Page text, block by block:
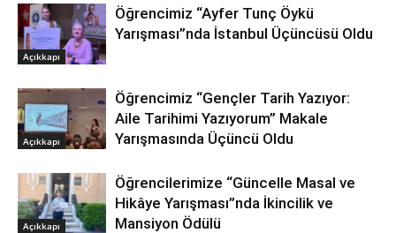
Açıkkapı
Öğrencimiz “Ayfer Tunç Öykü
Yarışması”nda İstanbul Üçüncüsü Oldu
Açıkkapı
Öğrencimiz “Gençler Tarih Yazıyor:
Aile Tarihimi Yazıyorum” Makale
Yarışmasında Üçüncü Oldu
Açıkkapı
Öğrencilerimize “Güncelle Masal ve
Hikâye Yarışması”nda İkincilik ve
Mansiyon Ödülü